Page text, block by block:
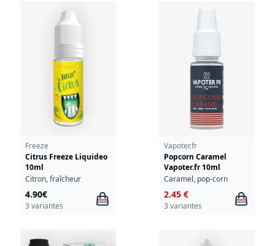
Freeze
Citrus Freeze Liquideo
10ml
Citron, fraîcheur
4.90€
3 variantes
Vapoter.fr
Popcorn Caramel
Vapoter.fr 10ml
Caramel, pop-corn
2.45 €
3 variantes